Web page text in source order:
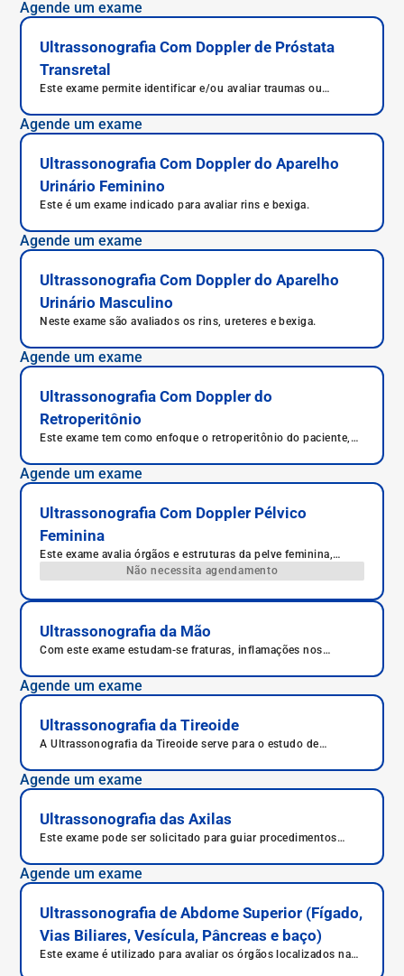
Agende um exame
Ultrassonografia Com Doppler de Próstata
Transretal
Este exame permite identificar e/ou avaliar traumas ou
Agende um exame
Ultrassonografia Com Doppler do Aparelho
Urinário Feminino
Este é um exame indicado para avaliar rins e bexiga.
Agende um exame
Ultrassonografia Com Doppler do Aparelho
Urinário Masculino
Neste exame são avaliados os rins, ureteres e bexiga.
Agende um exame
Ultrassonografia Com Doppler do
Retroperitônio
Este exame tem como enfoque o retroperitônio do paciente,
encontram na parte mais posterior do abdômen.
Agende um exame
Ultrassonografia Com Doppler Pélvico
Feminina
Este exame avalia órgãos e estruturas da pelve feminina,
útero, ovários, bexiga, reto e ânus, além de outras estruturas.
Não necessita agendamento
Ultrassonografia da Mão
Com este exame estudam-se fraturas, inflamações nos
cistos ganglionares, a síndrome do túnel do carpo, a artrite e
a artrose.
Agende um exame
Ultrassonografia da Tireoide
A Ultrassonografia da Tireoide serve para o estudo de
Agende um exame
Ultrassonografia das Axilas
Este exame pode ser solicitado para guiar procedimentos
plexo braquial) em pacientes com queixa intensa de dor no
braço e também punções.
Agende um exame
Ultrassonografia de Abdome Superior (Fígado,
Vias Biliares, Vesícula, Pâncreas e baço)
Este exame é utilizado para avaliar os órgãos localizados na